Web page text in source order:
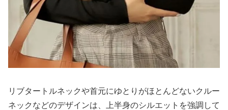
リブタートルネックや首元にゆとりがほとんどないクルー
ネックなどのデザインは、上半身のシルエットを強調して